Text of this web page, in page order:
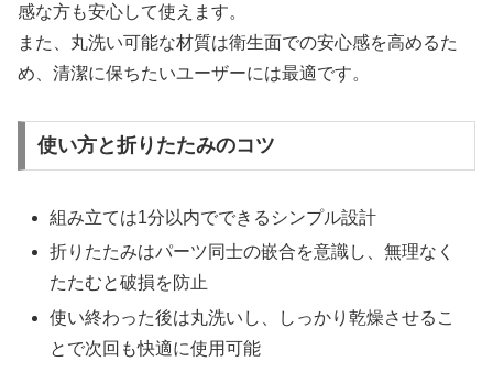
感な方も安心して使えます。
また、丸洗い可能な材質は衛生面での安心感を高めるた
め、清潔に保ちたいユーザーには最適です。
使い方と折りたたみのコツ
組み立ては1分以内でできるシンプル設計
折りたたみはパーツ同士の嵌合を意識し、無理なく
たたむと破損を防止
使い終わった後は丸洗いし、しっかり乾燥させるこ
とで次回も快適に使用可能